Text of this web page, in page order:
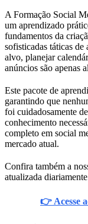
A Formação Social
um aprendizado
fundamentos da
sofisticadas táticas
alvo, planejar
anúncios são apenas
Este pacote de
garantindo que
foi cuidadosamente
conhecimento
completo em social
mercado atual.
Confira também a
atualizada
👉 Acesse